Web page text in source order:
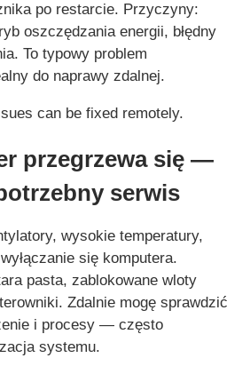
po restarcie. Przyczyny:
oszczędzania energii, błędny
To typowy problem
do naprawy zdalnej.
can be fixed remotely.
przegrzewa się —
serwis
wysokie temperatury,
się komputera.
pasta, zablokowane wloty
Zdalnie mogę sprawdzić
i procesy — często
systemu.